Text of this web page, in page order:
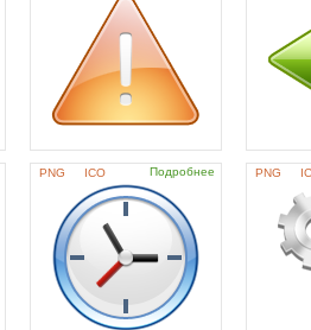
PNG ICO Подробнее PNG